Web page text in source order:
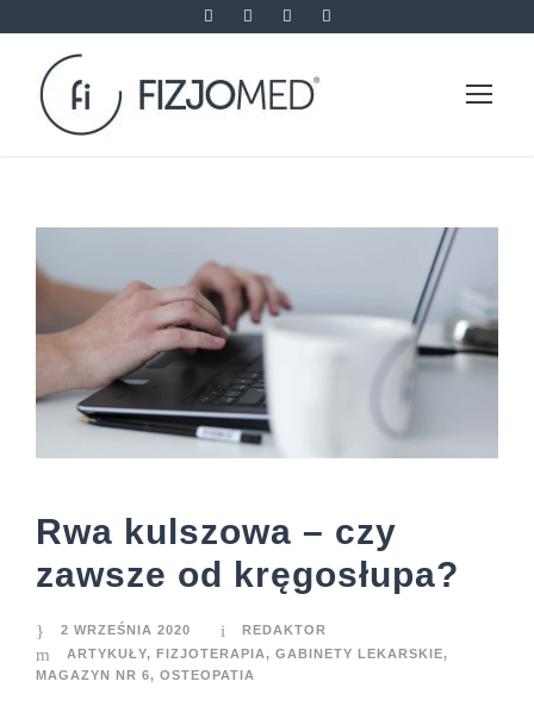
Rwa kulszowa – czy
zawsze od kręgosłupa?
2 WRZEŚNIA 2020
REDAKTOR
ARTYKUŁY, FIZJOTERAPIA, GABINETY LEKARSKIE,
MAGAZYN NR 6, OSTEOPATIA